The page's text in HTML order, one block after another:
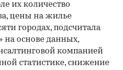
их количество
цены на жилье
городах, подсчитала
основе данных,
компанией
статистике, снижение